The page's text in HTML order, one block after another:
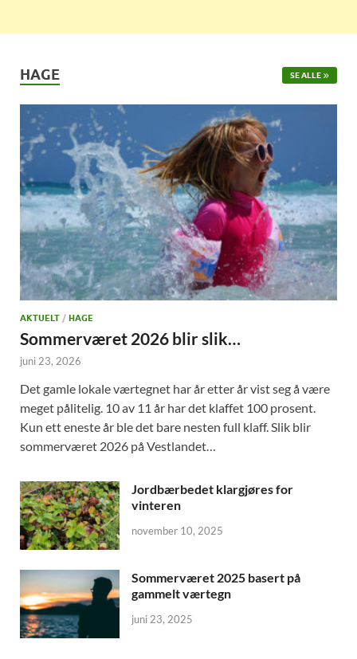
HAGE SE ALLE
AKTUELT / HAGE
Sommerværet 2026 blir slik…
juni 23, 2026
Det gamle lokale værtegnet har år etter år vist seg å være
meget pålitelig. 10 av 11 år har det klaffet 100 prosent.
Kun ett eneste år ble det bare nesten full klaff. Slik blir
sommerværet 2026 på Vestlandet…
Jordbærbedet klargjøres for
vinteren
november 10, 2025
Sommerværet 2025 basert på
gammelt værtegn
juni 23, 2025